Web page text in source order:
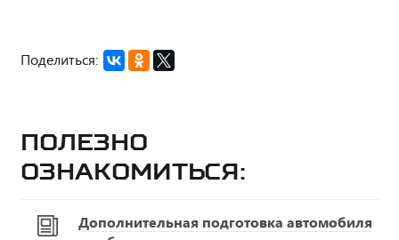
Поделиться:
Полезно
ознакомиться:
Дополнительная подготовка автомобиля